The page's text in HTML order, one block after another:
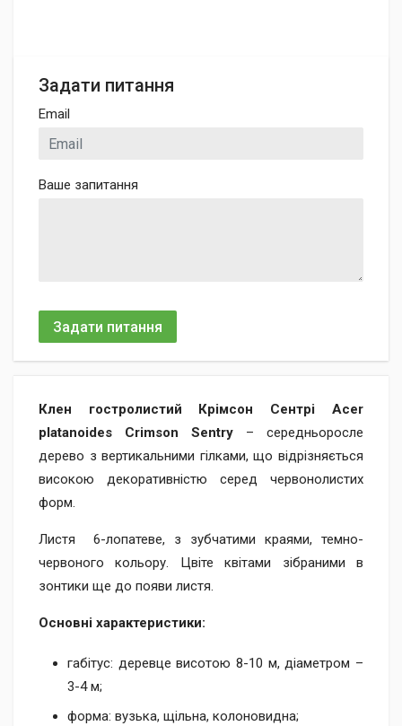
Задати питання
Email
Ваше запитання
Задати питання
Клен гостролистий Крімсон Сентрі Acer
platanoides Crimson Sentry – середньоросле
дерево з вертикальними гілками, що відрізняється
високою декоративністю серед червонолистих
форм.
Листя 6-лопатеве, з зубчатими краями, темно-
червоного кольору. Цвіте квітами зібраними в
зонтики ще до появи листя.
Основні характеристики:
габітус: деревце висотою 8-10 м, діаметром –
3-4 м;
форма: вузька, щільна, колоновидна;